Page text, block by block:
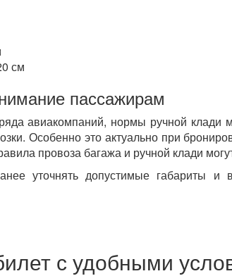
см
пассажирам
авиакомпаний, нормы ручной клади
Особенно это актуально при
провоза багажа и ручной клади
уточнять допустимые габариты и
с удобными